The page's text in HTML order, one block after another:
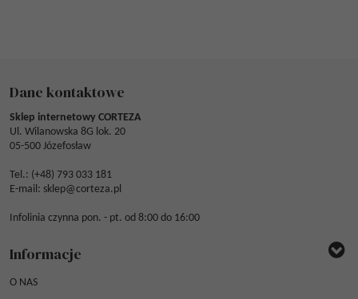
Dane kontaktowe
Sklep internetowy CORTEZA
Ul. Wilanowska 8G lok. 20
05-500 Józefosław
Tel.: (+48) 793 033 181
E-mail: sklep@corteza.pl
Infolinia czynna pon. - pt. od 8:00 do 16:00
Informacje
O NAS